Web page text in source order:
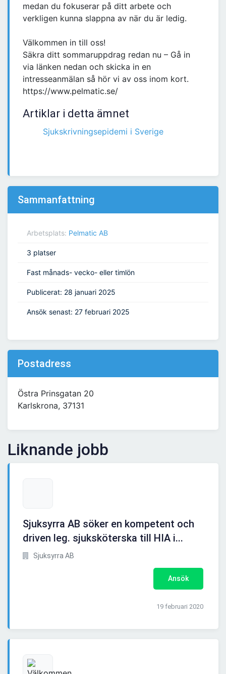
medan du fokuserar på ditt arbete och
verkligen kunna slappna av när du är ledig.
Välkommen in till oss!
Säkra ditt sommaruppdrag redan nu – Gå in
via länken nedan och skicka in en
intresseanmälan så hör vi av oss inom kort.
https://www.pelmatic.se/
Artiklar i detta ämnet
Sjukskrivningsepidemi i Sverige
Sammanfattning
Arbetsplats: Pelmatic AB
3 platser
Fast månads- vecko- eller timlön
Publicerat: 28 januari 2025
Ansök senast: 27 februari 2025
Postadress
Östra Prinsgatan 20
Karlskrona, 37131
Liknande jobb
Sjuksyrra AB söker en kompetent och
driven leg. sjuksköterska till HIA i...
Sjuksyrra AB
Ansök
19 februari 2020